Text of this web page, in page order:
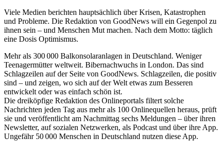
Viele Medien berichten hauptsächlich über Krisen, Katastrophen
und Probleme. Die Redaktion von GoodNews will ein Gegenpol zu
ihnen sein – und Menschen Mut machen. Nach dem Motto: täglich
eine Dosis Optimismus.
Mehr als 300 000 Balkonsolaranlagen in Deutschland. Weniger
Teenagermütter weltweit. Bibernachwuchs in London. Das sind
Schlagzeilen auf der Seite von GoodNews. Schlagzeilen, die positiv
sind – und zeigen, wo sich auf der Welt etwas zum Besseren
entwickelt oder was einfach schön ist.
Die dreiköpfige Redaktion des Onlineportals filtert solche
Nachrichten jeden Tag aus mehr als 100 Onlinequellen heraus, prüft
sie und veröffentlicht am Nachmittag sechs Meldungen – über ihren
Newsletter, auf sozialen Netzwerken, als Podcast und über ihre App.
Ungefähr 50 000 Menschen in Deutschland nutzen diese App.